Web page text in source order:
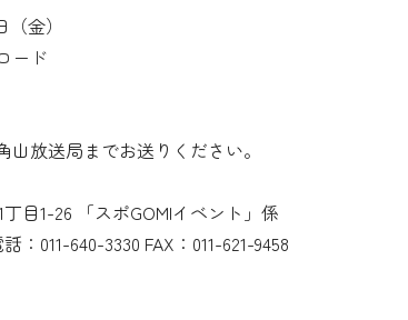
金）
ード
放送局までお送りください。
目1-26 「スポGOMIイベント」係
：011-640-3330 FAX：011-621-9458